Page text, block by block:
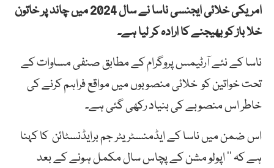
امریکی خلائی ایجنسی ناسا نے سال 2024 میں چاند پر خاتون
خلا باز کو بھیجنے کا ارادہ کر لیا ہے۔
ناسا کے نئے آرٹیمس پروگرام کے مطابق صنفی مساوات کے
تحت خواتین کو خلائی منصوبوں میں مواقع فراہم کرنے کی
خاطر اس منصوبے کی بنیاد رکھی گئی ہے۔
اس ضمن میں ناسا کے ایڈمنسٹریٹر جم برایڈنسٹائن کا کہنا
ہے کہ ’’ اپولو مشن کے پچاس سال مکمل ہونے کے بعد